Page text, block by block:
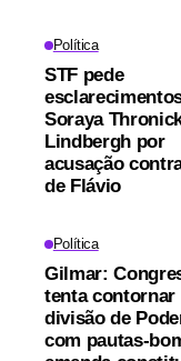
Política
STF pede
Soraya
Lindbergh por
acusação
de Flávio
Política
Gilmar:
tenta contornar
divisão de
com pautas-